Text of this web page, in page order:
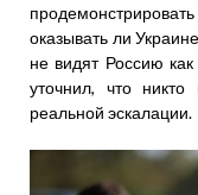
оказывать ли
не видят Россию
уточнил, что
реальной эскалации.